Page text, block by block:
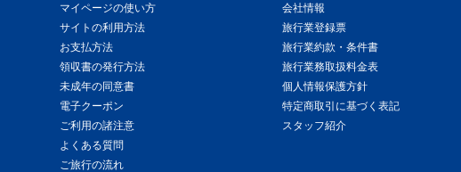
マイページの使い方
サイトの利用方法
お支払方法
領収書の発行方法
未成年の同意書
電子クーポン
ご利用の諸注意
よくある質問
ご旅行の流れ
会社情報
旅行業登録票
旅行業約款・条件書
旅行業務取扱料金表
個人情報保護方針
特定商取引に基づく表記
スタッフ紹介